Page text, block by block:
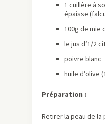
1 cuillère à
épaisse
100g de mie
le jus d’1/2
poivre blanc
huile d’olive
Préparation :
Retirer la peau de la